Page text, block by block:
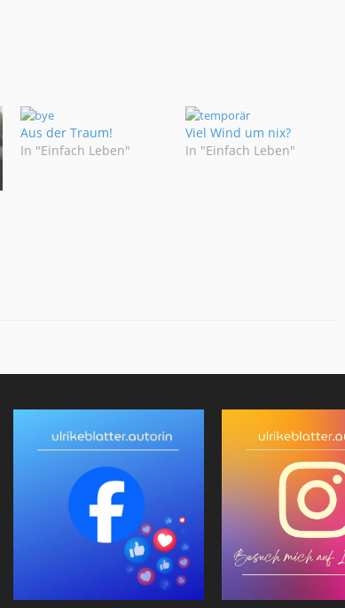
Aus der Traum!
In "Einfach Leben"
Viel Wind um nix?
In "Einfach Leben"